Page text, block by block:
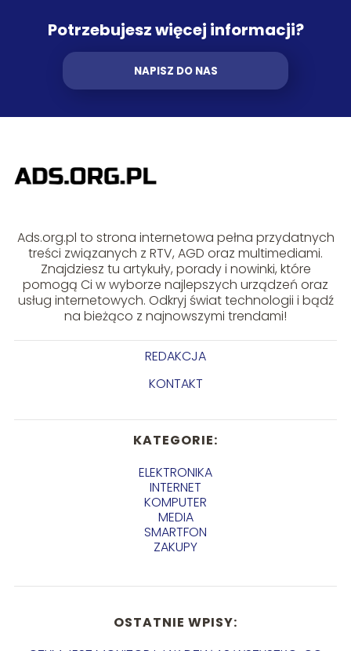
Potrzebujesz więcej informacji?
NAPISZ DO NAS
Ads.org.pl to strona internetowa pełna przydatnych
treści związanych z RTV, AGD oraz multimediami.
Znajdziesz tu artykuły, porady i nowinki, które
pomogą Ci w wyborze najlepszych urządzeń oraz
usług internetowych. Odkryj świat technologii i bądź
na bieżąco z najnowszymi trendami!
REDAKCJA
KONTAKT
KATEGORIE:
ELEKTRONIKA
INTERNET
KOMPUTER
MEDIA
SMARTFON
ZAKUPY
OSTATNIE WPISY: